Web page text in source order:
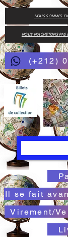
(+212)
Virement/
Il se fait
NOUS N'ACHETONS PAS
NOUS SOMMES